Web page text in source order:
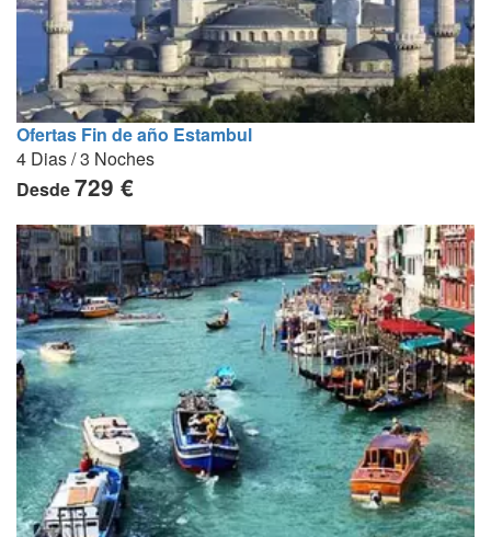
Ofertas Fin de año Estambul
4 Dias / 3 Noches
Desde729 €